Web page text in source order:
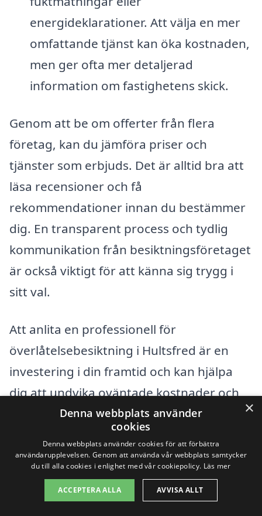
energideklarationer. Att välja en mer
omfattande tjänst kan öka kostnaden,
men ger ofta mer detaljerad
information om fastighetens skick.
Genom att be om offerter från flera
företag, kan du jämföra priser och
tjänster som erbjuds. Det är alltid bra att
läsa recensioner och få
rekommendationer innan du bestämmer
dig. En transparent process och tydlig
kommunikation från besiktningsföretaget
är också viktigt för att känna sig trygg i
sitt val.
Att anlita en professionell för
överlåtelsebesiktning i Hultsfred är en
investering i din framtid och kan hjälpa
dig att undvika oväntade kostnader och
problem med fastigheten. Genom att vara
välinformerad kan du göra det bästa valet
för din situation.
Få 3 erbjudanden, gratis och utan
×
Denna webbplats använder
cookies
Denna webbplats använder cookies för att förbättra
användarupplevelsen. Genom att använda vår webbplats samtycker
du till alla cookies i enlighet med vår cookiepolicy. Läs mer
ACCEPTERA ALLA AVVISA ALLT